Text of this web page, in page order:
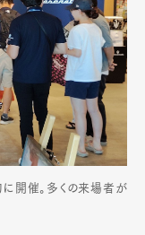
開催。多くの来場者が